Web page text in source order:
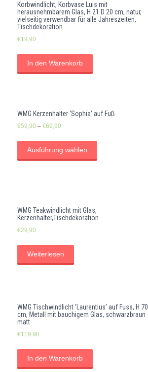
Korbwindlicht, Korbvase Luis mit
herausnehmbarem Glas, H 21 D 20 cm, natur,
vielseitig verwendbar für alle Jahreszeiten,
Tischdekoration
€19,90
In den Warenkorb
WMG Kerzenhalter ‘Sophia’ auf Fuß
€59,90 – €69,90
Ausführung wählen
WMG Teakwindlicht mit Glas,
Kerzenhalter,Tischdekoration
€29,90
Weiterlesen
WMG Tischwindlicht ‘Laurentius’ auf Fuss, H 70
cm, Metall mit bauchigem Glas, schwarzbraun
matt
€119,90
In den Warenkorb